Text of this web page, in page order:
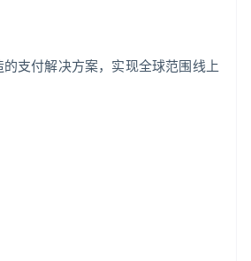
支付解决方案，实现全球范围线上